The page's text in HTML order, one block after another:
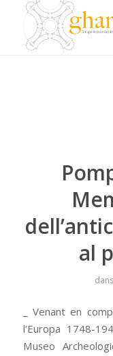
al
dans
_ Venant en
l’Europa 1748-
Museo